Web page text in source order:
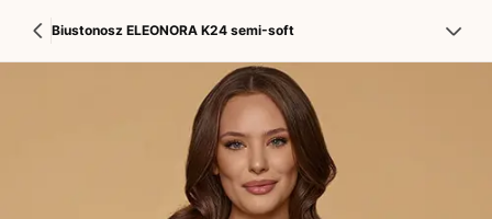
Biustonosz ELEONORA K24 semi-soft